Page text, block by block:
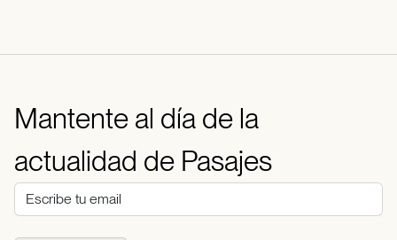
Mantente al día de la
actualidad de Pasajes